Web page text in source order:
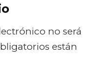
no será
están